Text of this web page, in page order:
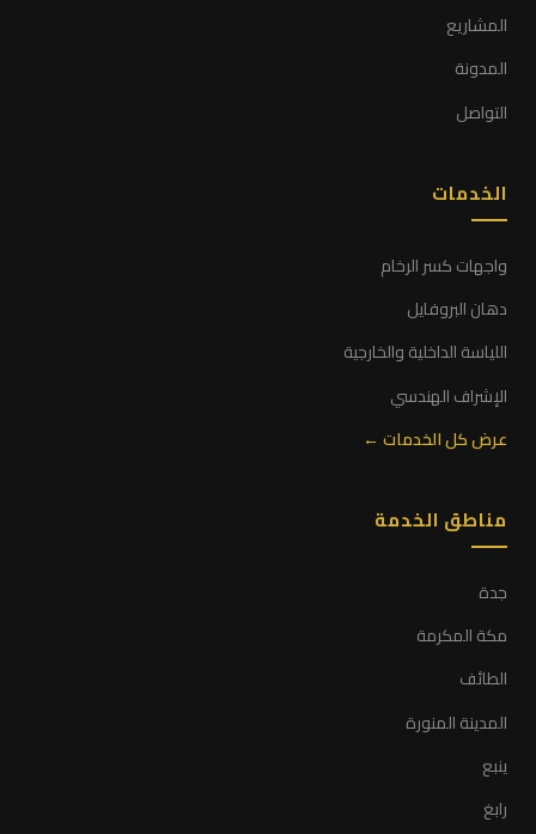
المشاريع
المدونة
التواصل
الخدمات
واجهات كسر الرخام
دهان البروفايل
اللياسة الداخلية والخارجية
الإشراف الهندسي
عرض كل الخدمات ←
مناطق الخدمة
جدة
مكة المكرمة
الطائف
المدينة المنورة
ينبع
رابغ